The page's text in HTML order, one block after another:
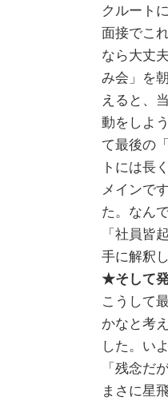
クルート
面接でこ
なら大丈
み会」を
えると、
動をしよ
て最後の
トには長
メインで
た。なん
「社員皆
手に解釈
★そして
こうして
かなと考
した。い
「残念だ
まさに星